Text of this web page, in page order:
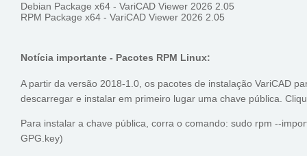
Debian Package x64 - VariCAD Viewer 2026 2.05
RPM Package x64 - VariCAD Viewer 2026 2.05
Notícia importante - Pacotes RPM Linux:
A partir da versão 2018-1.0, os pacotes de instalação VariCAD
descarregar e instalar em primeiro lugar uma chave pública.
Para instalar a chave pública, corra o comando: sudo rpm --
GPG.key)